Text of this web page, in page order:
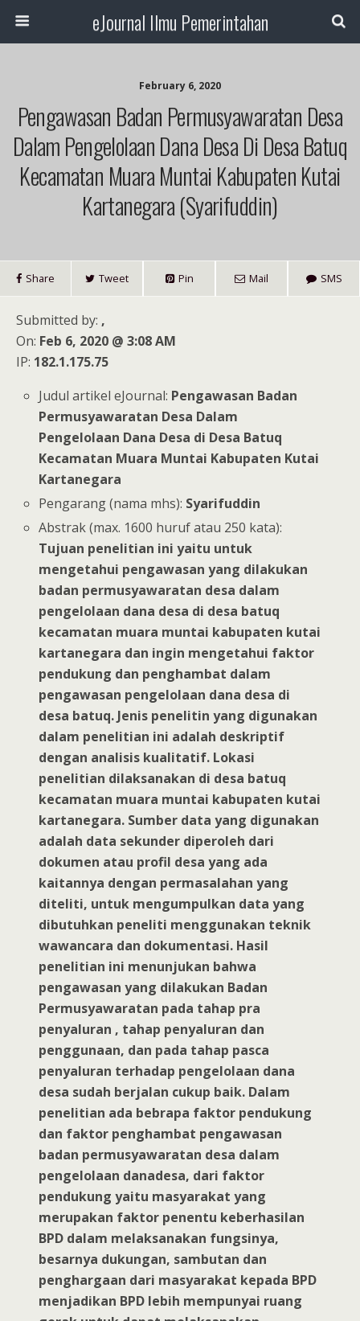
eJournal Ilmu Pemerintahan
February 6, 2020
Pengawasan Badan Permusyawaratan Desa
Dalam Pengelolaan Dana Desa Di Desa Batuq
Kecamatan Muara Muntai Kabupaten Kutai
Kartanegara (Syarifuddin)
Share Tweet Pin Mail SMS
Submitted by: ,
On: Feb 6, 2020 @ 3:08 AM
IP: 182.1.175.75
Judul artikel eJournal: Pengawasan Badan
Permusyawaratan Desa Dalam
Pengelolaan Dana Desa di Desa Batuq
Kecamatan Muara Muntai Kabupaten Kutai
Kartanegara
Pengarang (nama mhs): Syarifuddin
Abstrak (max. 1600 huruf atau 250 kata):
Tujuan penelitian ini yaitu untuk
mengetahui pengawasan yang dilakukan
badan permusyawaratan desa dalam
pengelolaan dana desa di desa batuq
kecamatan muara muntai kabupaten kutai
kartanegara dan ingin mengetahui faktor
pendukung dan penghambat dalam
pengawasan pengelolaan dana desa di
desa batuq. Jenis penelitin yang digunakan
dalam penelitian ini adalah deskriptif
dengan analisis kualitatif. Lokasi
penelitian dilaksanakan di desa batuq
kecamatan muara muntai kabupaten kutai
kartanegara. Sumber data yang digunakan
adalah data sekunder diperoleh dari
dokumen atau profil desa yang ada
kaitannya dengan permasalahan yang
diteliti, untuk mengumpulkan data yang
dibutuhkan peneliti menggunakan teknik
wawancara dan dokumentasi. Hasil
penelitian ini menunjukan bahwa
pengawasan yang dilakukan Badan
Permusyawaratan pada tahap pra
penyaluran , tahap penyaluran dan
penggunaan, dan pada tahap pasca
penyaluran terhadap pengelolaan dana
desa sudah berjalan cukup baik. Dalam
penelitian ada bebrapa faktor pendukung
dan faktor penghambat pengawasan
badan permusyawaratan desa dalam
pengelolaan danadesa, dari faktor
pendukung yaitu masyarakat yang
merupakan faktor penentu keberhasilan
BPD dalam melaksanakan fungsinya,
besarnya dukungan, sambutan dan
penghargaan dari masyarakat kepada BPD
menjadikan BPD lebih mempunyai ruang